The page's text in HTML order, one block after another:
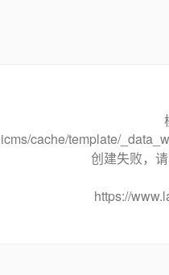
cache/template/
创建失败，
https://